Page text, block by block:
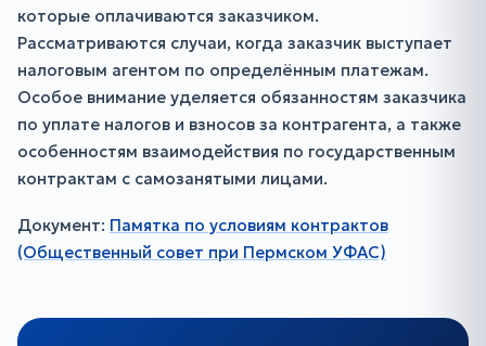
которые оплачиваются заказчиком.
Рассматриваются случаи, когда заказчик выступает
налоговым агентом по определённым платежам.
Особое внимание уделяется обязанностям заказчика
по уплате налогов и взносов за контрагента, а также
особенностям взаимодействия по государственным
контрактам с самозанятыми лицами.
Документ: Памятка по условиям контрактов
(Общественный совет при Пермском УФАС)